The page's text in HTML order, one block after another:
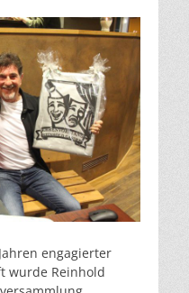
engagierter
wurde Reinhold